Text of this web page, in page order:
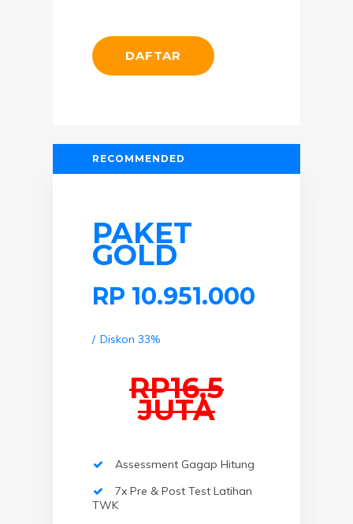
DAFTAR
PAKET
GOLD
RECOMMENDED
RP 10.951.000
Diskon 33%
RP16,5
JUTA
Assessment Gagap Hitung
7x Pre & Post Test Latihan
TWK